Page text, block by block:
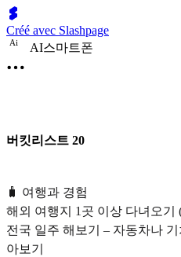
Créé avec Slashpage
Ai AI스마트폰
버킷리스트 20
🧳 여행과 경험
해외 여행지 1곳 이상 다녀오기
전국 일주 해보기 – 자동차나
아보기